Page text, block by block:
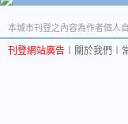
本城市刊登之內容為作者個人
刊登網站廣告 關於我們